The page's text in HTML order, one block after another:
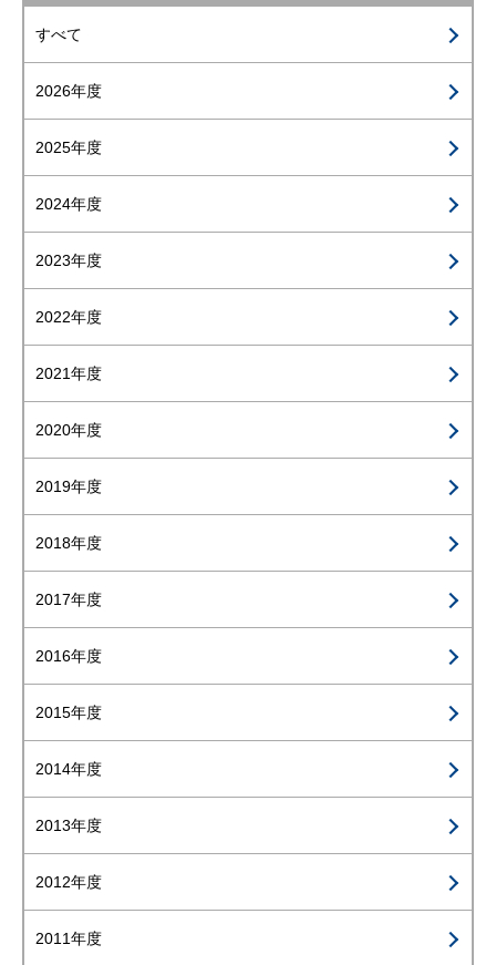
すべて
2026年度
2025年度
2024年度
2023年度
2022年度
2021年度
2020年度
2019年度
2018年度
2017年度
2016年度
2015年度
2014年度
2013年度
2012年度
2011年度